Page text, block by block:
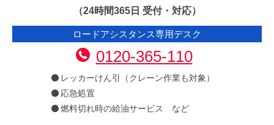
（24時間365日 受付・対応）
ロードアシスタンス専用デスク
0120-365-110
レッカーけん引（クレーン作業も対象）
応急処置
燃料切れ時の給油サービス など